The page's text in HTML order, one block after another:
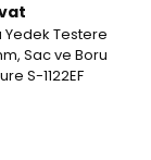
Yedek Testere
Sac ve Boru
S-1122EF